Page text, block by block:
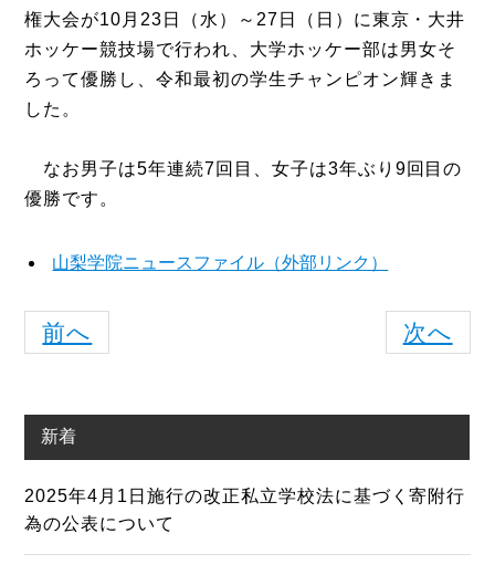
権大会が10月23日（水）～27日（日）に東京・大井
ホッケー競技場で行われ、大学ホッケー部は男女そ
ろって優勝し、令和最初の学生チャンピオン輝きま
した。
なお男子は5年連続7回目、女子は3年ぶり9回目の
優勝です。
山梨学院ニュースファイル（外部リンク）
前へ 次へ
新着
2025年4月1日施行の改正私立学校法に基づく寄附行
為の公表について